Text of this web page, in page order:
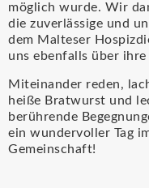
möglich wurde. Wir
die zuverlässige und
dem Malteser
uns ebenfalls über
Miteinander reden,
heiße Bratwurst und
berührende
ein wundervoller Tag
Gemeinschaft!